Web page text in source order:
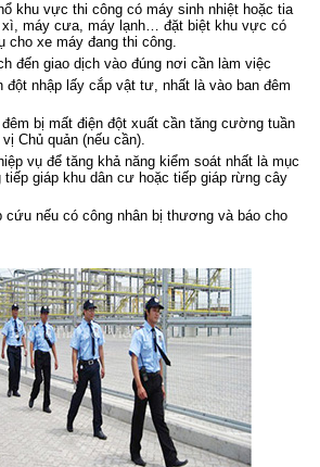
vực thi công có máy sinh nhiệt hoặc tia
xì, máy cưa, máy lạnh… đặt biệt khu vực có
cho xe máy đang thi công.
giao dịch vào đúng nơi cần làm việc
nhập lấy cắp vật tư, nhất là vào ban đêm
bị mất điện đột xuất cần tăng cường tuần
Chủ quản (nếu cần).
vụ để tăng khả năng kiểm soát nhất là mục
tiếp giáp khu dân cư hoặc tiếp giáp rừng cây
nếu có công nhân bị thương và báo cho